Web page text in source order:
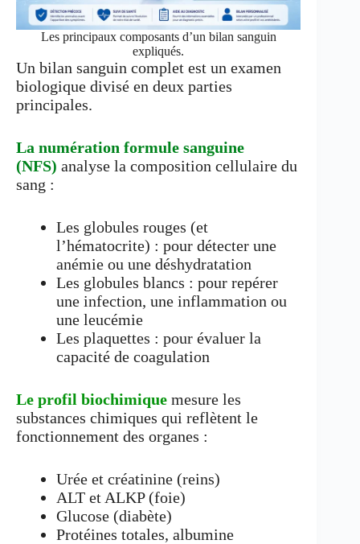
Les principaux composants d’un bilan sanguin
expliqués.
Un bilan sanguin complet est un examen
biologique divisé en deux parties
principales.
La numération formule sanguine
(NFS) analyse la composition cellulaire du
sang :
Les globules rouges (et
l’hématocrite) : pour détecter une
anémie ou une déshydratation
Les globules blancs : pour repérer
une infection, une inflammation ou
une leucémie
Les plaquettes : pour évaluer la
capacité de coagulation
Le profil biochimique mesure les
substances chimiques qui reflètent le
fonctionnement des organes :
Urée et créatinine (reins)
ALT et ALKP (foie)
Glucose (diabète)
Protéines totales, albumine